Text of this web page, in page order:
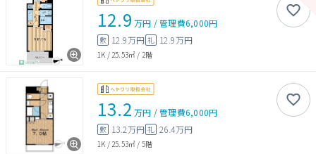
12.9 万円 /管理費6,000円
敷 12.9万円 礼 12.9万円
1K /25.53㎡ / 2階
13.2 万円 /管理費6,000円
敷 13.2万円 礼 26.4万円
1K /25.53㎡ / 5階